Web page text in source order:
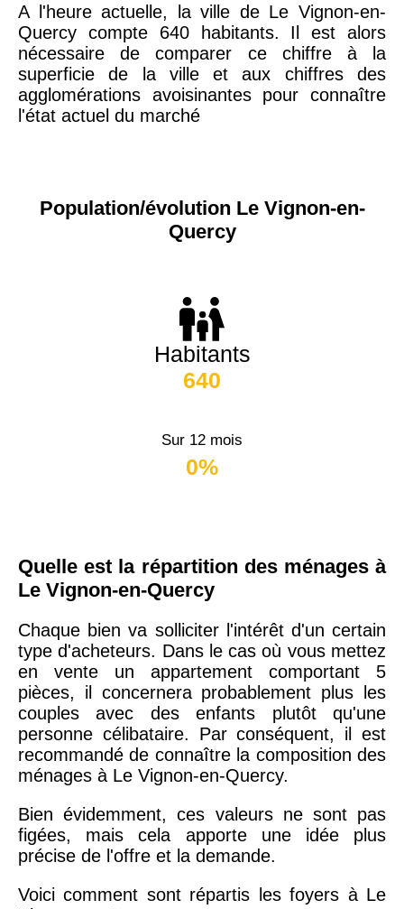
38000 -Grenoble 2 917 € 3 382 €
A l'heure actuelle, la ville de Le Vignon-en-
Quercy compte 640 habitants. Il est alors
nécessaire de comparer ce chiffre à la
superficie de la ville et aux chiffres des
agglomérations avoisinantes pour connaître
l'état actuel du marché
Population/évolution Le Vignon-en-
Quercy
Habitants
640
Sur 12 mois
0%
Quelle est la répartition des ménages à
Le Vignon-en-Quercy
Chaque bien va solliciter l'intérêt d'un certain
type d'acheteurs. Dans le cas où vous mettez
en vente un appartement comportant 5
pièces, il concernera probablement plus les
couples avec des enfants plutôt qu'une
personne célibataire. Par conséquent, il est
recommandé de connaître la composition des
ménages à Le Vignon-en-Quercy.
Bien évidemment, ces valeurs ne sont pas
figées, mais cela apporte une idée plus
précise de l'offre et la demande.
Voici comment sont répartis les foyers à Le